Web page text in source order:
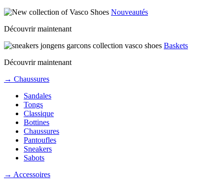
Nouveautés
Découvrir maintenant
Baskets
Découvrir maintenant
→ Chaussures
Sandales
Tongs
Classique
Bottines
Chaussures
Pantoufles
Sneakers
Sabots
→ Accessoires